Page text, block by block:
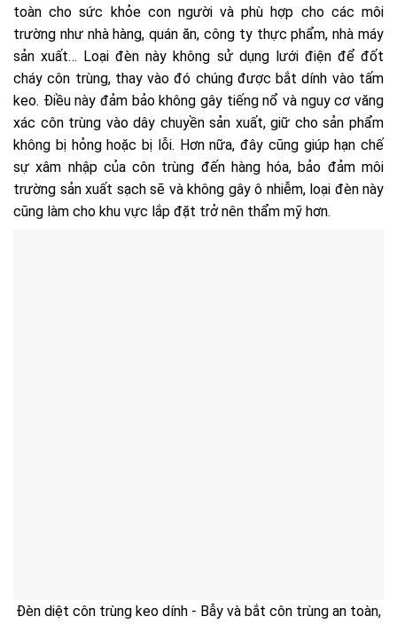
toàn cho sức khỏe con người và phù hợp cho các môi
trường như nhà hàng, quán ăn, công ty thực phẩm, nhà máy
sản xuất… Loại đèn này không sử dụng lưới điện để đốt
cháy côn trùng, thay vào đó chúng được bắt dính vào tấm
keo. Điều này đảm bảo không gây tiếng nổ và nguy cơ văng
xác côn trùng vào dây chuyền sản xuất, giữ cho sản phẩm
không bị hỏng hoặc bị lỗi. Hơn nữa, đây cũng giúp hạn chế
sự xâm nhập của côn trùng đến hàng hóa, bảo đảm môi
trường sản xuất sạch sẽ và không gây ô nhiễm, loại đèn này
cũng làm cho khu vực lắp đặt trở nên thẩm mỹ hơn.
Đèn diệt côn trùng keo dính - Bẫy và bắt côn trùng an toàn,